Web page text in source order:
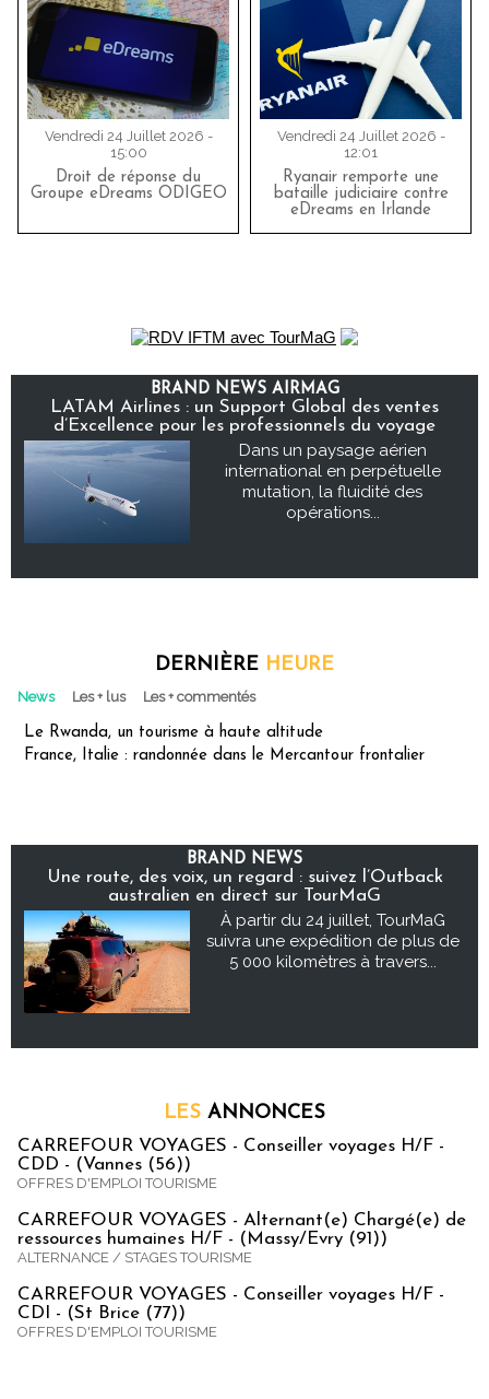
Vendredi 24 Juillet 2026 -
15:00
Droit de réponse du
Groupe eDreams ODIGEO
Vendredi 24 Juillet 2026 -
12:01
Ryanair remporte une
bataille judiciaire contre
eDreams en Irlande
BRAND NEWS AIRMAG
LATAM Airlines : un Support Global des ventes
d’Excellence pour les professionnels du voyage
Dans un paysage aérien
international en perpétuelle
mutation, la fluidité des
opérations...
DERNIÈRE HEURE
News Les + lus Les + commentés
Le Rwanda, un tourisme à haute altitude
France, Italie : randonnée dans le Mercantour frontalier
BRAND NEWS
Une route, des voix, un regard : suivez l’Outback
australien en direct sur TourMaG
À partir du 24 juillet, TourMaG
suivra une expédition de plus de
5 000 kilomètres à travers...
LES ANNONCES
CARREFOUR VOYAGES - Conseiller voyages H/F -
CDD - (Vannes (56))
OFFRES D'EMPLOI TOURISME
CARREFOUR VOYAGES - Alternant(e) Chargé(e) de
ressources humaines H/F - (Massy/Evry (91))
ALTERNANCE / STAGES TOURISME
CARREFOUR VOYAGES - Conseiller voyages H/F -
CDI - (St Brice (77))
OFFRES D'EMPLOI TOURISME